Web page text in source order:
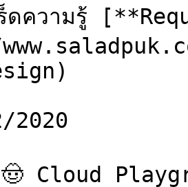
ร็ดความรู้
2020
Cloud